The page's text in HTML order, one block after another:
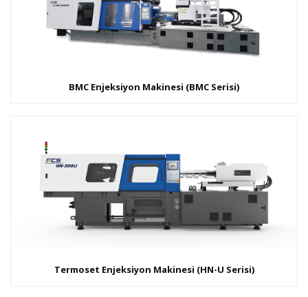
BMC Enjeksiyon Makinesi (BMC Serisi)
Termoset Enjeksiyon Makinesi (HN-U Serisi)